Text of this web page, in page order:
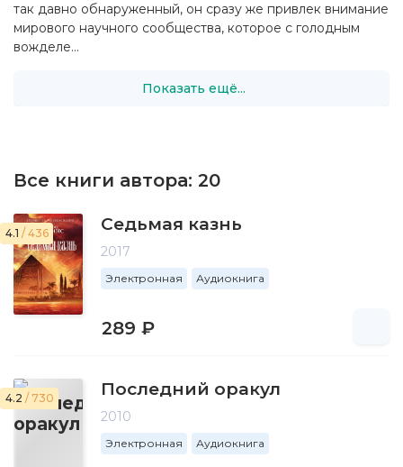
так давно обнаруженный, он сразу же привлек внимание
мирового научного сообщества, которое с голодным
вожделе...
Показать ещё...
Все книги автора: 20
4.1 / 436 Седьмая казнь
2017
Электронная Аудиокнига
289 ₽
4.2 / 730 Последний оракул
2010
Электронная Аудиокнига